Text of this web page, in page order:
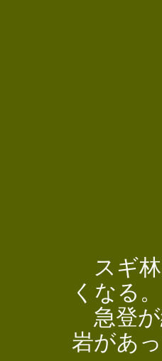
スギ林
くなる。
急登が
岩があ